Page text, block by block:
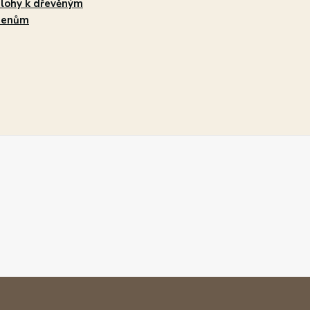
k dřevěným